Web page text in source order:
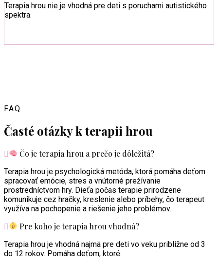
Terapia hrou nie je vhodná pre deti s poruchami autistického
spektra.
FAQ
Časté otázky k terapii hrou
Čo je terapia hrou a prečo je dôležitá?
Terapia hrou je psychologická metóda, ktorá pomáha deťom
spracovať emócie, stres a vnútorné prežívanie
prostredníctvom hry. Dieťa počas terapie prirodzene
komunikuje cez hračky, kreslenie alebo príbehy, čo terapeut
využíva na pochopenie a riešenie jeho problémov.
Pre koho je terapia hrou vhodná?
Terapia hrou je vhodná najmä pre deti vo veku približne od 3
do 12 rokov. Pomáha deťom, ktoré: